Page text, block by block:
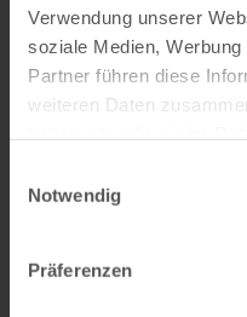
Verwendung unserer
soziale Medien,
Partner führen diese
weiteren Daten
Notwendig
Präferenzen